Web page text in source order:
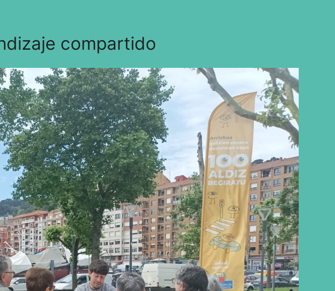
compartido